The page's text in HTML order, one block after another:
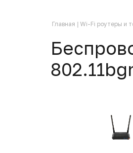
Главная Wi-Fi роутеры и